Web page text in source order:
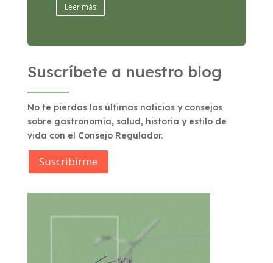
Leer más
Suscríbete a nuestro blog
No te pierdas las últimas noticias y consejos
sobre gastronomía, salud, historia y estilo de
vida con el Consejo Regulador.
Suscribírme